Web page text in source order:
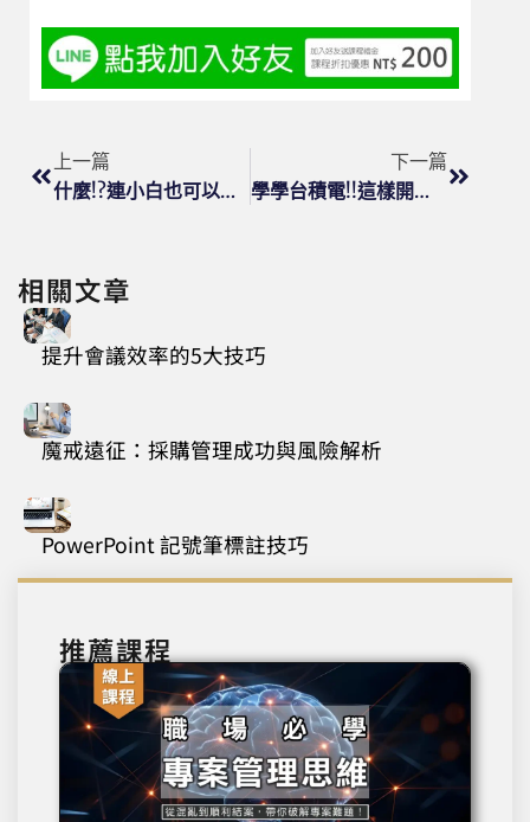
上一篇
什麼!?連小白也可以做出大師級的簡報
下一篇
學學台積電!!這樣開會才高效!
相關文章
提升會議效率的5大技巧
魔戒遠征：採購管理成功與風險解析
PowerPoint 記號筆標註技巧
推薦課程